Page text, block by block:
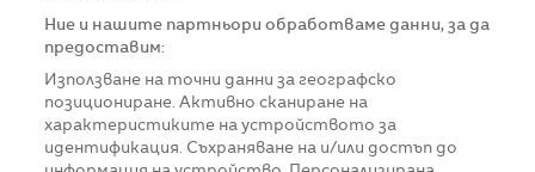
Ние и нашите партньори обработваме данни, за да
предоставим:
Използване на точни данни за географско
позициониране. Активно сканиране на
характеристиките на устройството за
идентификация. Съхраняване на и/или достъп до